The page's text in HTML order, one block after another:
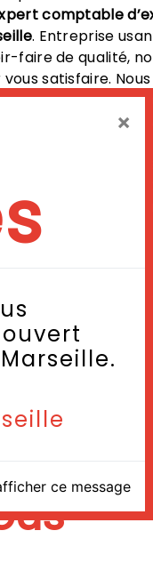
×
ce message
comptable
. Entreprise
faire de qualité,
vous satisfaire.
votre projet de
à l’écoute de
, nous
les
de
expert
est avant tout
vous renforce
notre équipe est